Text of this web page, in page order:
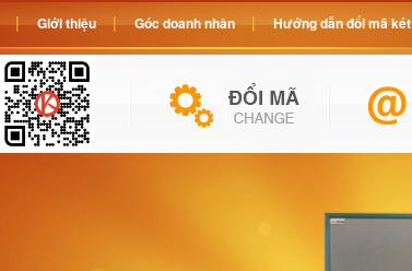
Giới thiệu Góc doanh nhân Hướng dẫn đổi mã két